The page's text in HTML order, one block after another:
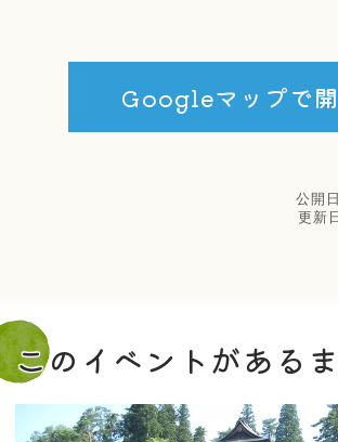
Googleマップで開
公開日
更新
このイベントがある